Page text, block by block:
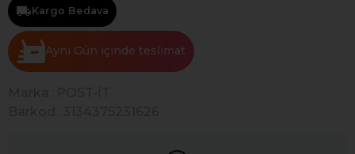
Kargo Bedava
Aynı Gün